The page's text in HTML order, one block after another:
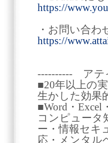
https://
・お問い合わ
https://
---------- アテ
■20年以上の
生かした効果
■Word・
コンピュータ
ー・情報セキ
応・メンタル